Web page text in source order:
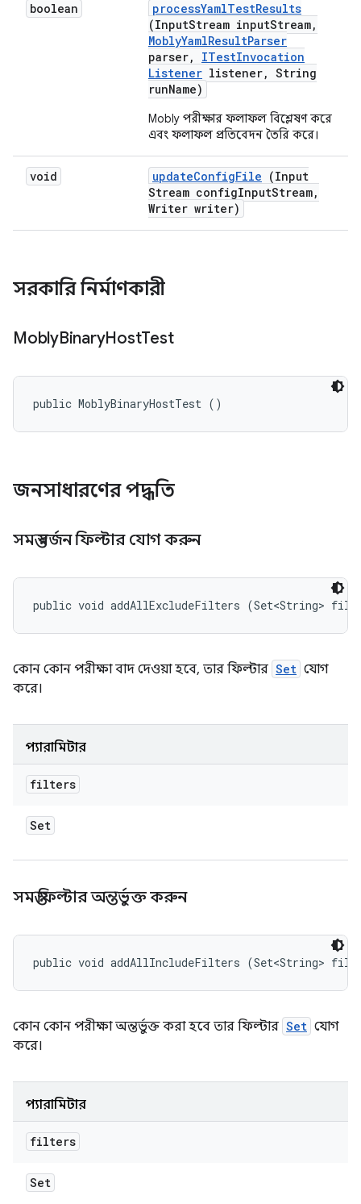
boolean processYamlTestResults
(InputStream inputStream,
MoblyYamlResultParser
parser, ITestInvocation
Listener listener, String
runName)
Mobly পরীক্ষার ফলাফল বিশ্লেষণ করে
এবং ফলাফল প্রতিবেদন তৈরি করে।
void updateConfigFile (Input
Stream configInputStream,
Writer writer)
সরকারি নির্মাণকারী
MoblyBinaryHostTest
public MoblyBinaryHostTest ()
জনসাধারণের পদ্ধতি
সমস্ত বর্জন ফিল্টার যোগ করুন
public void addAllExcludeFilters (Set<String>
কোন কোন পরীক্ষা বাদ দেওয়া হবে, তার ফিল্টার Set যোগ
করে।
প্যারামিটার
filters
Set
সমস্ত ফিল্টার অন্তর্ভুক্ত করুন
public void addAllIncludeFilters (Set<String>
কোন কোন পরীক্ষা অন্তর্ভুক্ত করা হবে তার ফিল্টার Set যোগ
করে।
প্যারামিটার
filters
Set